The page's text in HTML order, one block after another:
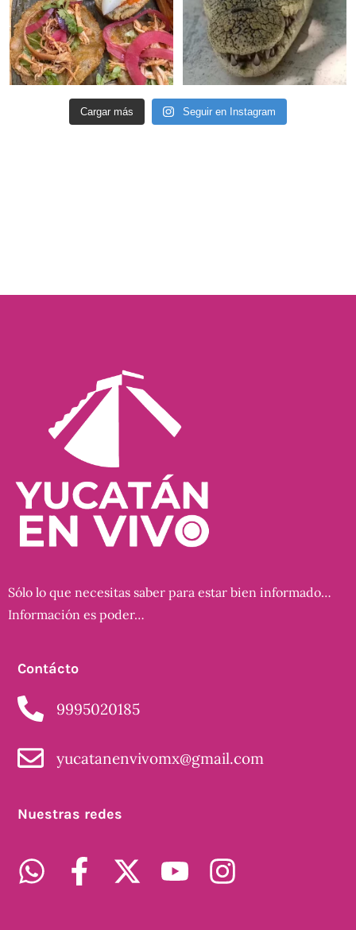
Cargar más Seguir en Instagram
Sólo lo que necesitas saber para estar bien informado…
Información es poder…
Contácto
9995020185
yucatanenvivomx@gmail.com
Nuestras redes